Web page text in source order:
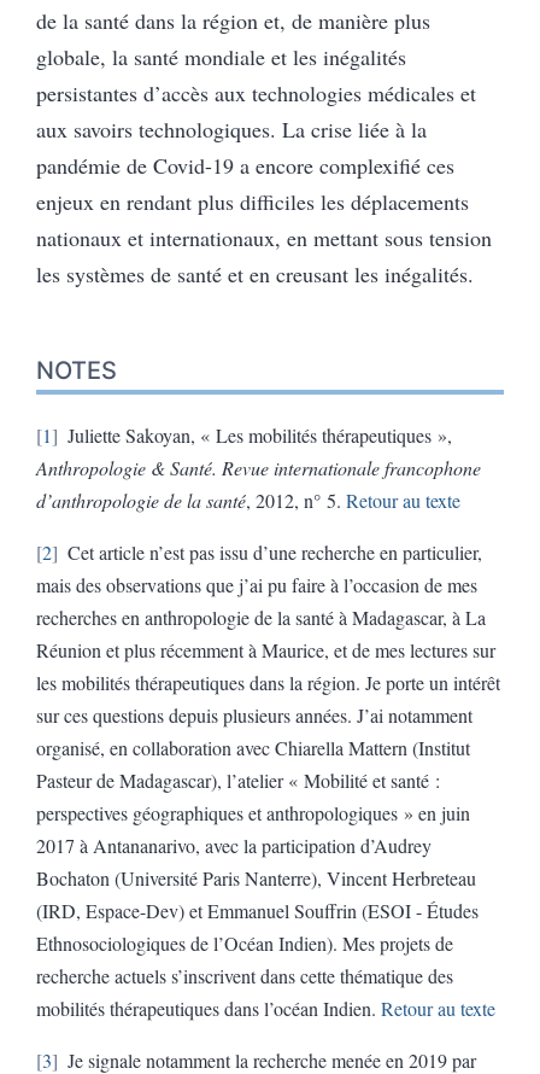
de la santé dans la région et, de manière plus
globale, la santé mondiale et les inégalités
persistantes d’accès aux technologies médicales et
aux savoirs technologiques. La crise liée à la
pandémie de Covid-19 a encore complexifié ces
enjeux en rendant plus difficiles les déplacements
nationaux et internationaux, en mettant sous tension
les systèmes de santé et en creusant les inégalités.
NOTES
1
Juliette Sakoyan, « Les mobilités thérapeutiques »,
Anthropologie & Santé. Revue internationale francophone
d’anthropologie de la santé, 2012, n° 5. Retour au texte
2
Cet article n’est pas issu d’une recherche en particulier,
mais des observations que j’ai pu faire à l’occasion de mes
recherches en anthropologie de la santé à Madagascar, à La
Réunion et plus récemment à Maurice, et de mes lectures sur
les mobilités thérapeutiques dans la région. Je porte un intérêt
sur ces questions depuis plusieurs années. J’ai notamment
organisé, en collaboration avec Chiarella Mattern (Institut
Pasteur de Madagascar), l’atelier « Mobilité et santé :
perspectives géographiques et anthropologiques » en juin
2017 à Antananarivo, avec la participation d’Audrey
Bochaton (Université Paris Nanterre), Vincent Herbreteau
(IRD, Espace-Dev) et Emmanuel Souffrin (ESOI - Études
Ethnosociologiques de l’Océan Indien). Mes projets de
recherche actuels s’inscrivent dans cette thématique des
mobilités thérapeutiques dans l’océan Indien. Retour au texte
3 Je signale notamment la recherche menée en 2019 par